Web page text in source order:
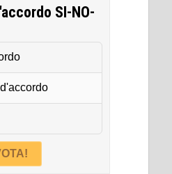
SI-NO-